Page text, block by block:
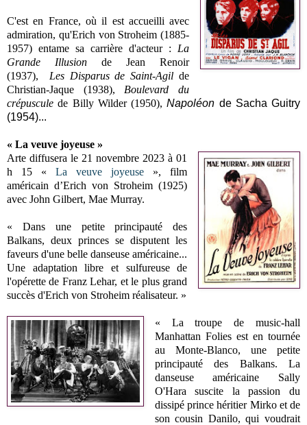
C'est en France, où il est accueilli avec
admiration, qu'Erich von Stroheim (1885-
1957) entame sa carrière d'acteur : La
Grande Illusionde Jean Renoir
(1937), Les Disparus de Saint-Agil de
Christian-Jaque (1938), Boulevard du
crépuscule de Billy Wilder (1950),Napoléon de Sacha Guitry
(1954)...
« La veuve joyeuse »
Arte diffusera le 21 novembre 2023 à 01
h 15 «La veuve joyeuse », film
américain d’Erich von Stroheim (1925)
avec John Gilbert, Mae Murray.
« Dans une petite principauté des
Balkans, deux princes se disputent les
faveurs d'une belle danseuse américaine...
Une adaptation libre et sulfureuse de
l'opérette de Franz Lehar, et le plus grand
succès d'Erich von Stroheim réalisateur. »
« La troupe de music-hall
Manhattan Folies est en tournée
au Monte-Blanco, une petite
principauté des Balkans. La
danseuse américaine Sally
O'Hara suscite la passion du
dissipé prince héritier Mirko et de
son cousin Danilo, qui voudrait